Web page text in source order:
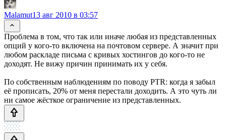
Malamut13 авг 2010 в 03:57
Проблема в том, что так или иначе любая из представленных
опций у кого-то включена на почтовом сервере. А значит при
любом раскладе письма с кривых хостингов до кого-то не
доходят. Не вижу причин принимать их у себя.
По собственным наблюдениям по поводу PTR: когда я забыл
её прописать, 20% от меня перестали доходить. А это чуть ли
ни самое жёсткое ограничение из представленных.